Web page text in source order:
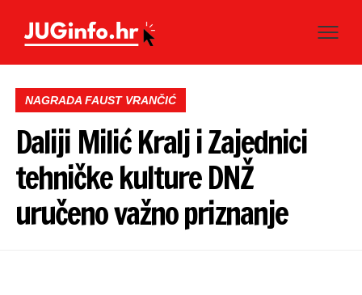
NAGRADA FAUST VRANČIĆ
Daliji Milić Kralj i Zajednici
tehničke kulture DNŽ
uručeno važno priznanje